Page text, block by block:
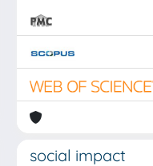
social impact